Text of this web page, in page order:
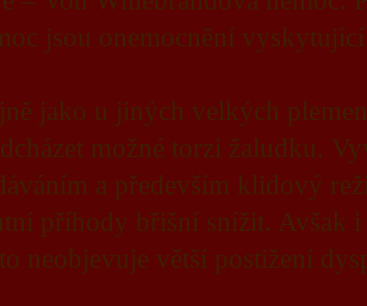
jsou onemocnění
jako u jiných velkých
možné torzi žaludku.
a především klidový
příhody břišní snížit. Avšak
neobjevuje větší postižení